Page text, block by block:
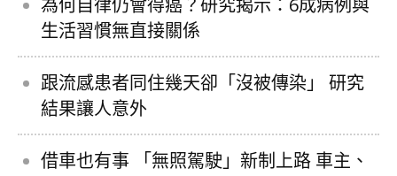
為何自律仍會得癌？研究揭示：6成病例與
生活習慣無直接關係
跟流感患者同住幾天卻「沒被傳染」 研究
結果讓人意外
借車也有事 「無照駕駛」新制上路 車主、